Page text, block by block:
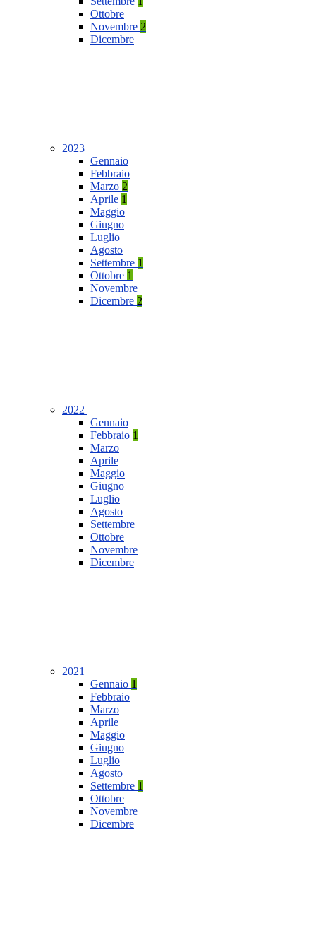
Ottobre
Novembre 2
Dicembre
2023
Gennaio
Febbraio
Marzo 2
Aprile 1
Maggio
Giugno
Luglio
Agosto
Settembre 1
Ottobre 1
Novembre
Dicembre 2
2022
Gennaio
Febbraio 1
Marzo
Aprile
Maggio
Giugno
Luglio
Agosto
Settembre
Ottobre
Novembre
Dicembre
2021
Gennaio 1
Febbraio
Marzo
Aprile
Maggio
Giugno
Luglio
Agosto
Settembre 1
Ottobre
Novembre
Dicembre